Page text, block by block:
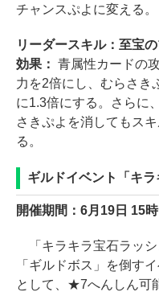
チャンスぷよに変える。
リーダースキル：至宝
効果： 青属性カードの
力を2倍にし、むらさき
に1.3倍にする。さらに
さきぷよを消してもス
る。
ギルドイベント「キ
開催期間：6月19日 15
「キラキラ宝石ラッシ
「ギルドボス」を倒す
として、★7へんしん可